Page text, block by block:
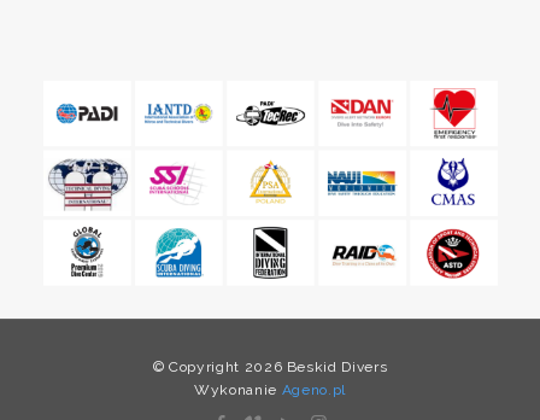
© Copyright 2026 Beskid Divers
Wykonanie Ageno.pl